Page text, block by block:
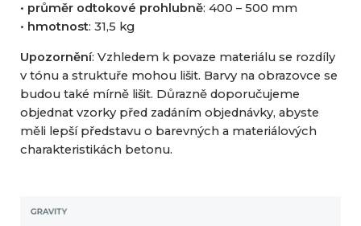
• průměr odtokové prohlubně: 400 – 500 mm
• hmotnost: 31,5 kg
Upozornění: Vzhledem k povaze materiálu se rozdíly
v tónu a struktuře mohou lišit. Barvy na obrazovce se
budou také mírně lišit. Důrazně doporučujeme
objednat vzorky před zadáním objednávky, abyste
měli lepší představu o barevných a materiálových
charakteristikách betonu.